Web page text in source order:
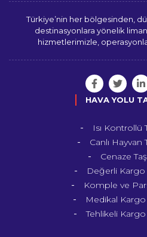
Türkiye’nin her bölgesinden,
destinasyonlara yönelik
hizmetlerimizle,
HAVA YOLU
Isı Kontrollü
Canlı Hayvan
Cenaze
Değerli Kargo
Komple ve
Medikal Kargo
Tehlikeli Kargo